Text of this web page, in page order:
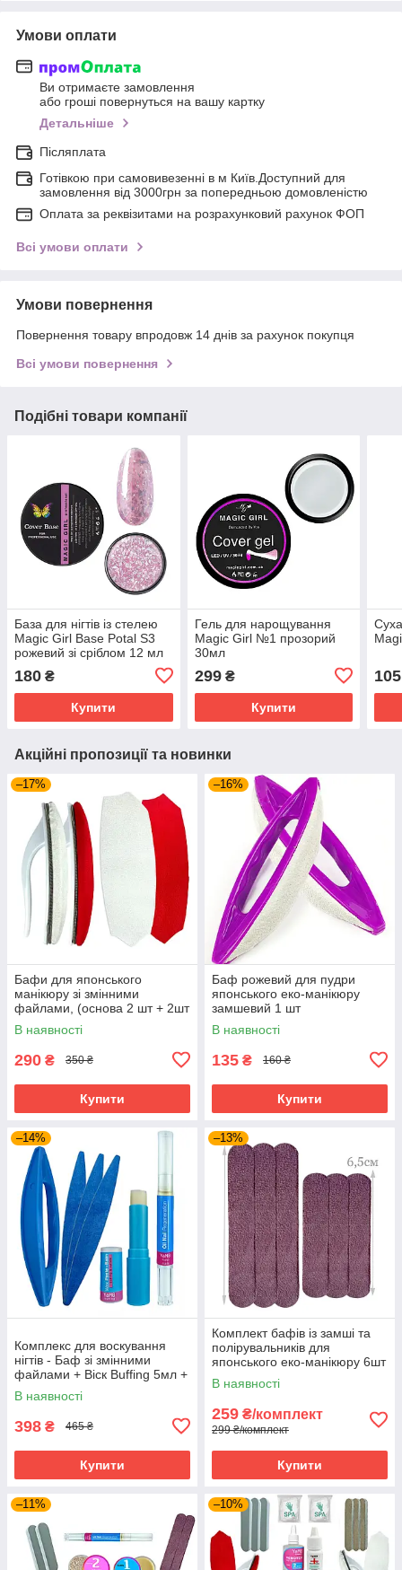
Умови оплати
Ви отримаєте замовлення
або гроші повернуться на вашу картку
Детальніше
Післяплата
Готівкою при самовивезенні в м Київ.Доступний для
замовлення від 3000грн за попередньою домовленістю
Оплата за реквізитами на розрахунковий рахунок ФОП
Всі умови оплати
Умови повернення
Повернення товару впродовж 14 днів за рахунок покупця
Всі умови повернення
Подібні товари компанії
База для нігтів із стелею
Magic Girl Base Potal S3
рожевий зі сріблом 12 мл
180 ₴
Купити
Гель для нарощування
Magic Girl №1 прозорий
30мл
299₴
Купити
105
Акційні пропозиції та новинки
–17%
Бафи для японського
манікюру зі змінними
файлами, (основа 2 шт + 2шт
змінна тканина) YaM8 Red і
White
В наявності
290 ₴ 350 ₴
Купити
–16%
Баф рожевий для пудри
японського еко-манікюру
замшевий 1 шт
В наявності
135 ₴ 160 ₴
Купити
–14%
Комплекс для воскування
нігтів - Баф зі змінними
файлами + Віск Buffing 5мл +
Олія для відновлення YaM8
В наявності
398 ₴ 465 ₴
Купити
–13%
Комплект бафів із замші та
полірувальників для
японського еко-манікюру 6шт
В наявності
259 ₴/комплект
299 ₴/комплект
Купити
–11% –10%